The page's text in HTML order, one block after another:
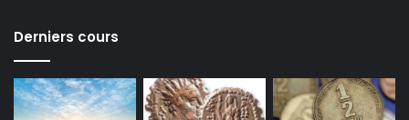
Derniers cours